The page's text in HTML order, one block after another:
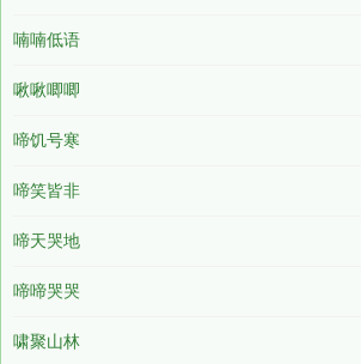
喃喃低语
啾啾唧唧
啼饥号寒
啼笑皆非
啼天哭地
啼啼哭哭
啸聚山林